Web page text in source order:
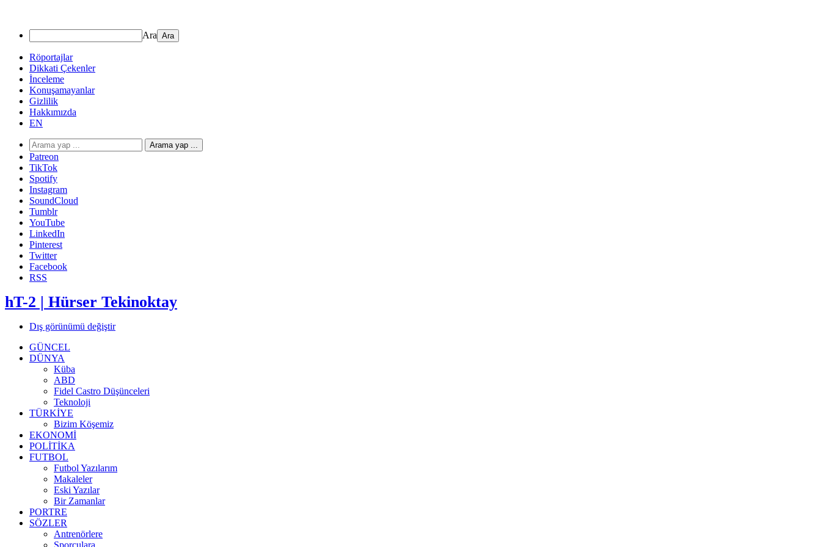
Ara
Röportajlar
Dikkati Çekenler
İnceleme
Konuşamayanlar
Gizlilik
Hakkımızda
EN
Arama yap ...
Patreon
TikTok
Spotify
Instagram
SoundCloud
Tumblr
YouTube
LinkedIn
Pinterest
Twitter
Facebook
RSS
hT-2 | Hürser Tekinoktay
Dış görünümü değiştir
GÜNCEL
DÜNYA
Küba
ABD
Fidel Castro Düşünceleri
Teknoloji
TÜRKİYE
Bizim Köşemiz
EKONOMİ
POLİTİKA
FUTBOL
Futbol Yazılarım
Makaleler
Eski Yazılar
Bir Zamanlar
PORTRE
SÖZLER
Antrenörlere
Sporculara